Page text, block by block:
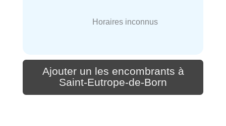
Horaires inconnus
Ajouter un les encombrants à
Saint-Eutrope-de-Born